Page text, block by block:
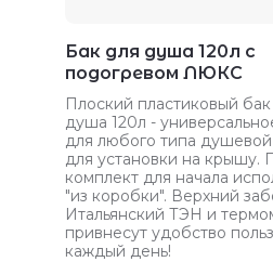
Бак для душа 120л с
подогревом ЛЮКС
Плоский пластиковый
душа 120л -
для любого типа
для установки на крышу.
комплект для начала
"из коробки". Верхний
Итальянский ТЭН и
привнесут удобство
каждый день!